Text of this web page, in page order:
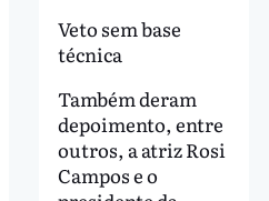
Veto sem base
técnica
Também deram
depoimento, entre
outros, a atriz Rosi
Campos e o